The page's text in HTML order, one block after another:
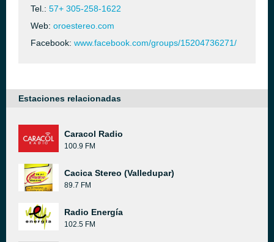
Tel.: 57+ 305-258-1622
Web: oroestereo.com
Facebook: www.facebook.com/groups/15204736271/
Estaciones relacionadas
Caracol Radio
100.9 FM
Cacica Stereo (Valledupar)
89.7 FM
Radio Energía
102.5 FM